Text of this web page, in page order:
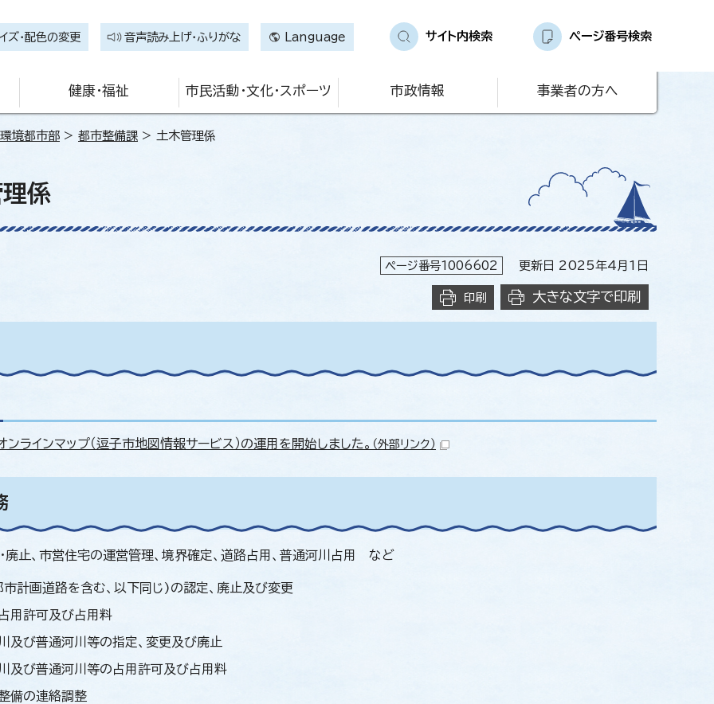
ズ・配色の変更 音声読み上げ・ふりがな Language サイト内検索 ページ番号検索
健康・福祉 市民活動・文化・スポーツ 市政情報 事業者の方へ
環境都市部 > 都市整備課 > 土木管理係
係
ページ番号1006602 更新日 2025年4月1日
印刷 大きな文字で印刷
ンラインマップ（逗子市地図情報サービス）の運用を開始しました。 （外部リンク）
廃止、市営住宅の運営管理、境界確定、道路占用、普通河川占用 など
計画道路を含む、以下同じ)の認定、廃止及び変更
用許可及び占用料
及び普通河川等の指定、変更及び廃止
及び普通河川等の占用許可及び占用料
備の連絡調整